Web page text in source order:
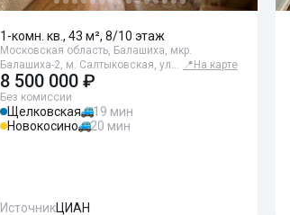
1-комн. кв., 43 м², 8/10 этаж
Московская область, Балашиха, мкр.
Балашиха-2, м. Салтыковская, ул… 📍 На карте
8 500 000 ₽
Без комиссии
Щелковская
19 мин
Новокосино
20 мин
ИсточникЦИАН